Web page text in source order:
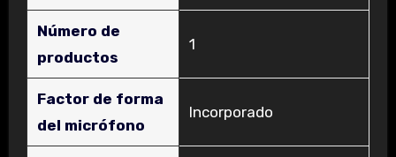
Número de
productos
‎1
Factor de forma
del micrófono
‎Incorporado